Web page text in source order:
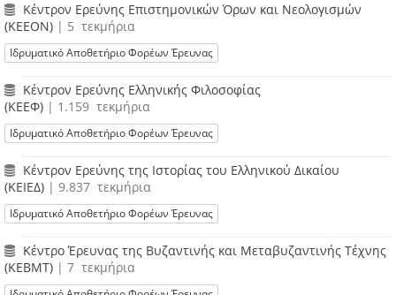
Κέντρον Ερεύνης Επιστημονικών Όρων και Νεολογισμών
(ΚΕΕΟΝ) | 5 τεκμήρια
Ιδρυματικό Αποθετήριο Φορέων Έρευνας
Κέντρον Ερεύνης Ελληνικής Φιλοσοφίας
(ΚΕΕΦ) | 1.159 τεκμήρια
Ιδρυματικό Αποθετήριο Φορέων Έρευνας
Κέντρον Ερεύνης της Ιστορίας του Ελληνικού Δικαίου
(ΚΕΙΕΔ) | 9.837 τεκμήρια
Ιδρυματικό Αποθετήριο Φορέων Έρευνας
Κέντρο Έρευνας της Βυζαντινής και Μεταβυζαντινής Τέχνης
(ΚΕΒΜΤ) | 7 τεκμήρια